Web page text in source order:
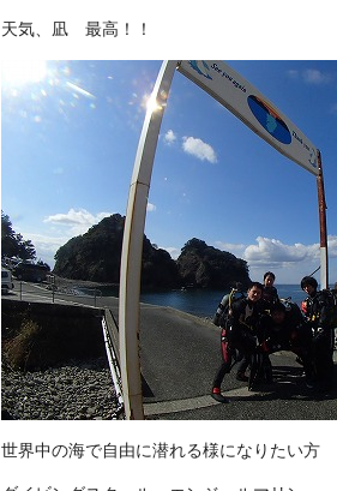
天気、凪 最高！！
世界中の海で自由に潜れる様になりたい方